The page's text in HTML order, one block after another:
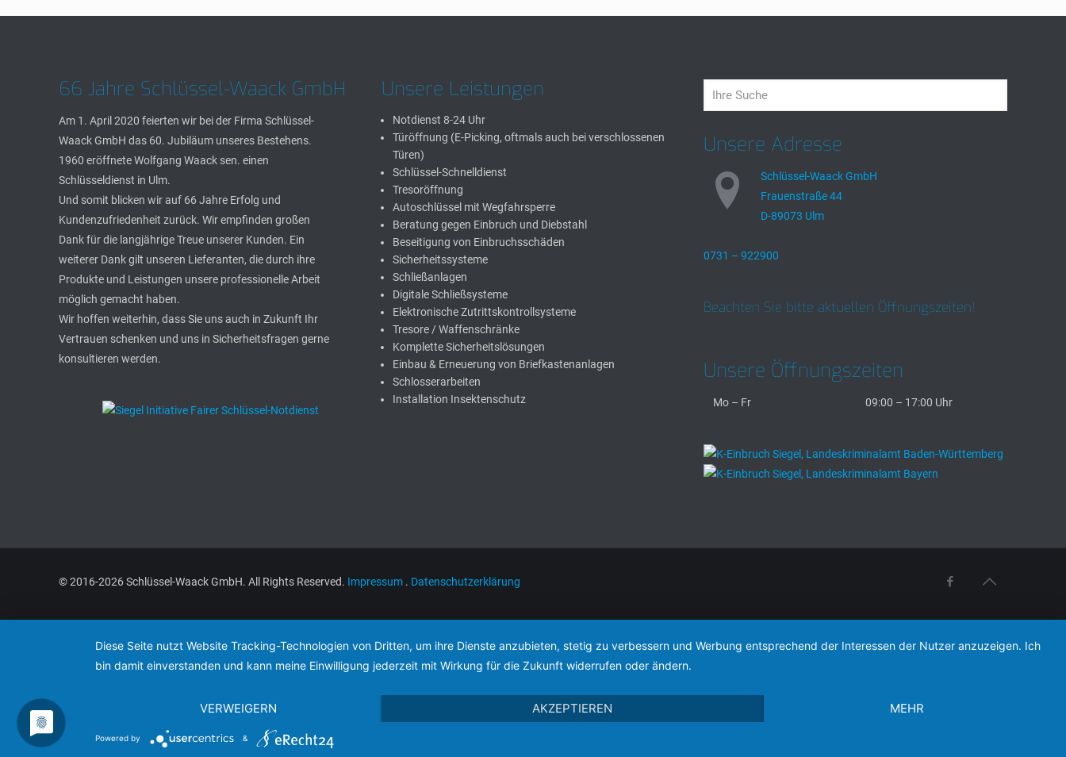
66 Jahre Schlüssel-Waack GmbH
Am 1. April 2020 feierten wir bei der Firma Schlüssel-
Waack GmbH das 60. Jubiläum unseres Bestehens.
1960 eröffnete Wolfgang Waack sen. einen
Schlüsseldienst in Ulm.
Und somit blicken wir auf 66 Jahre Erfolg und
Kundenzufriedenheit zurück. Wir empfinden großen
Dank für die langjährige Treue unserer Kunden. Ein
weiterer Dank gilt unseren Lieferanten, die durch ihre
Produkte und Leistungen unsere professionelle Arbeit
möglich gemacht haben.
Wir hoffen weiterhin, dass Sie uns auch in Zukunft Ihr
Vertrauen schenken und uns in Sicherheitsfragen gerne
konsultieren werden.
Unsere Leistungen
Notdienst 8-24 Uhr
Türöffnung (E-Picking, oftmals auch bei verschlossenen
Türen)
Schlüssel-Schnelldienst
Tresoröffnung
Autoschlüssel mit Wegfahrsperre
Beratung gegen Einbruch und Diebstahl
Beseitigung von Einbruchsschäden
Sicherheitssysteme
Schließanlagen
Digitale Schließsysteme
Elektronische Zutrittskontrollsysteme
Tresore / Waffenschränke
Komplette Sicherheitslösungen
Einbau & Erneuerung von Briefkastenanlagen
Schlosserarbeiten
Installation Insektenschutz
Unsere Adresse
Schlüssel-Waack GmbH
Frauenstraße 44
D-89073 Ulm
0731 – 922900
Beachten Sie bitte aktuellen Öffnungszeiten!
Unsere Öffnungszeiten
Mo – Fr 09:00 – 17:00 Uhr
© 2016-2026 Schlüssel-Waack GmbH. All Rights Reserved. Impressum . Datenschutzerklärung
Diese Seite nutzt Website Tracking-Technologien von Dritten, um ihre Dienste anzubieten, stetig zu verbessern und Werbung entsprechend der Interessen der Nutzer anzuzeigen. Ich
bin damit einverstanden und kann meine Einwilligung jederzeit mit Wirkung für die Zukunft widerrufen oder ändern.
VERWEIGERN AKZEPTIEREN MEHR
Powered by &